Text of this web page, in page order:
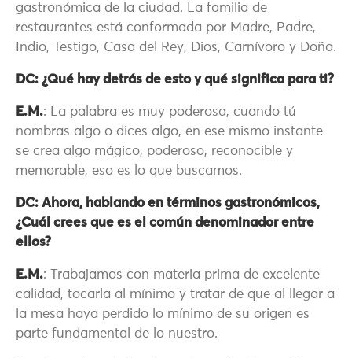
gastronómica de la ciudad. La familia de
restaurantes está conformada por Madre, Padre,
Indio, Testigo, Casa del Rey, Dios, Carnívoro y Doña.
DC: ¿Qué hay detrás de esto y qué significa para ti?
E.M.: La palabra es muy poderosa, cuando tú
nombras algo o dices algo, en ese mismo instante
se crea algo mágico, poderoso, reconocible y
memorable, eso es lo que buscamos.
DC: Ahora, hablando en términos gastronómicos,
¿Cuál crees que es el común denominador entre
ellos?
E.M.: Trabajamos con materia prima de excelente
calidad, tocarla al mínimo y tratar de que al llegar a
la mesa haya perdido lo mínimo de su origen es
parte fundamental de lo nuestro.